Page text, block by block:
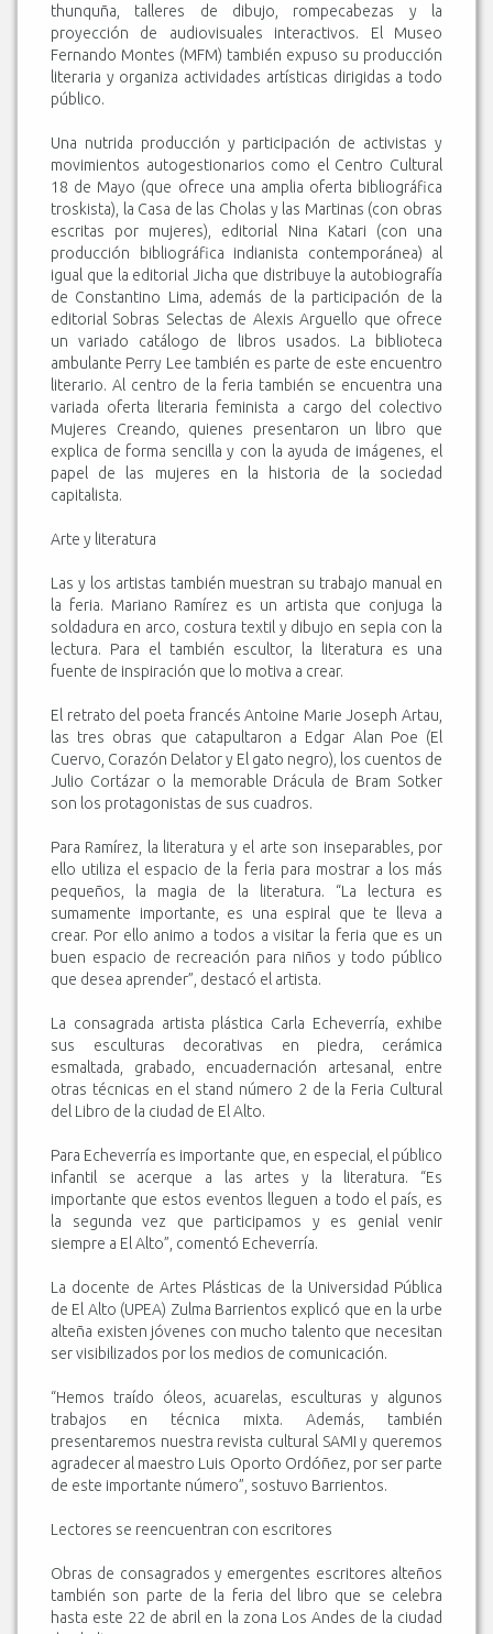
thunquña, talleres de dibujo, rompecabezas y la
proyección de audiovisuales interactivos. El Museo
Fernando Montes (MFM) también expuso su producción
literaria y organiza actividades artísticas dirigidas a todo
público.
Una nutrida producción y participación de activistas y
movimientos autogestionarios como el Centro Cultural
18 de Mayo (que ofrece una amplia oferta bibliográfica
troskista), la Casa de las Cholas y las Martinas (con obras
escritas por mujeres), editorial Nina Katari (con una
producción bibliográfica indianista contemporánea) al
igual que la editorial Jicha que distribuye la autobiografía
de Constantino Lima, además de la participación de la
editorial Sobras Selectas de Alexis Arguello que ofrece
un variado catálogo de libros usados. La biblioteca
ambulante Perry Lee también es parte de este encuentro
literario. Al centro de la feria también se encuentra una
variada oferta literaria feminista a cargo del colectivo
Mujeres Creando, quienes presentaron un libro que
explica de forma sencilla y con la ayuda de imágenes, el
papel de las mujeres en la historia de la sociedad
capitalista.
Arte y literatura
Las y los artistas también muestran su trabajo manual en
la feria. Mariano Ramírez es un artista que conjuga la
soldadura en arco, costura textil y dibujo en sepia con la
lectura. Para el también escultor, la literatura es una
fuente de inspiración que lo motiva a crear.
El retrato del poeta francés Antoine Marie Joseph Artau,
las tres obras que catapultaron a Edgar Alan Poe (El
Cuervo, Corazón Delator y El gato negro), los cuentos de
Julio Cortázar o la memorable Drácula de Bram Sotker
son los protagonistas de sus cuadros.
Para Ramírez, la literatura y el arte son inseparables, por
ello utiliza el espacio de la feria para mostrar a los más
pequeños, la magia de la literatura. “La lectura es
sumamente importante, es una espiral que te lleva a
crear. Por ello animo a todos a visitar la feria que es un
buen espacio de recreación para niños y todo público
que desea aprender”, destacó el artista.
La consagrada artista plástica Carla Echeverría, exhibe
sus esculturas decorativas en piedra, cerámica
esmaltada, grabado, encuadernación artesanal, entre
otras técnicas en el stand número 2 de la Feria Cultural
del Libro de la ciudad de El Alto.
Para Echeverría es importante que, en especial, el público
infantil se acerque a las artes y la literatura. “Es
importante que estos eventos lleguen a todo el país, es
la segunda vez que participamos y es genial venir
siempre a El Alto”, comentó Echeverría.
La docente de Artes Plásticas de la Universidad Pública
de El Alto (UPEA) Zulma Barrientos explicó que en la urbe
alteña existen jóvenes con mucho talento que necesitan
ser visibilizados por los medios de comunicación.
“Hemos traído óleos, acuarelas, esculturas y algunos
trabajos en técnica mixta. Además, también
presentaremos nuestra revista cultural SAMI y queremos
agradecer al maestro Luis Oporto Ordóñez, por ser parte
de este importante número”, sostuvo Barrientos.
Lectores se reencuentran con escritores
Obras de consagrados y emergentes escritores alteños
también son parte de la feria del libro que se celebra
hasta este 22 de abril en la zona Los Andes de la ciudad